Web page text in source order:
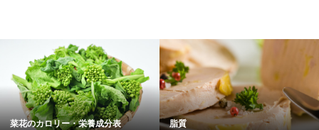
菜花のカロリー・栄養成分表 脂質